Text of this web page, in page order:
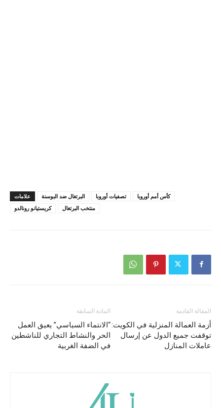
علامات البرتغال ضد البوسنة تصفيات أوروبا
كأس أمم أوروبا
كريستيانو رونالدو
منتخب البرتغال
المادة السابقة
“الانتماء السياسي” يعيق العمل
الحر والنشاط التجاري للناشطين
في الضفة الغربية
المقالة القادمة
أزمة العمالة المنزلية في الكويت:
توقفت جميع الدول عن إرسال
عاملات المنازل